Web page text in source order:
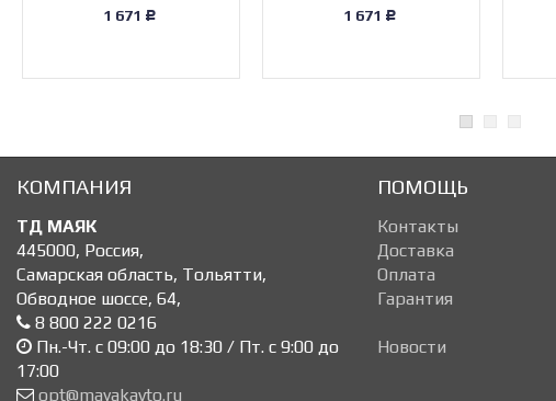
1 671 Р 1 671 Р
КОМПАНИЯ
ТД МАЯК
445000, Россия,
Самарская область, Тольятти,
Обводное шоссе, 64,
8 800 222 0216
Пн.-Чт. с 09:00 до 18:30 / Пт. с 9:00 до
17:00
opt@mayakavto.ru
ПОМОЩЬ
Контакты
Доставка
Оплата
Гарантия
Новости